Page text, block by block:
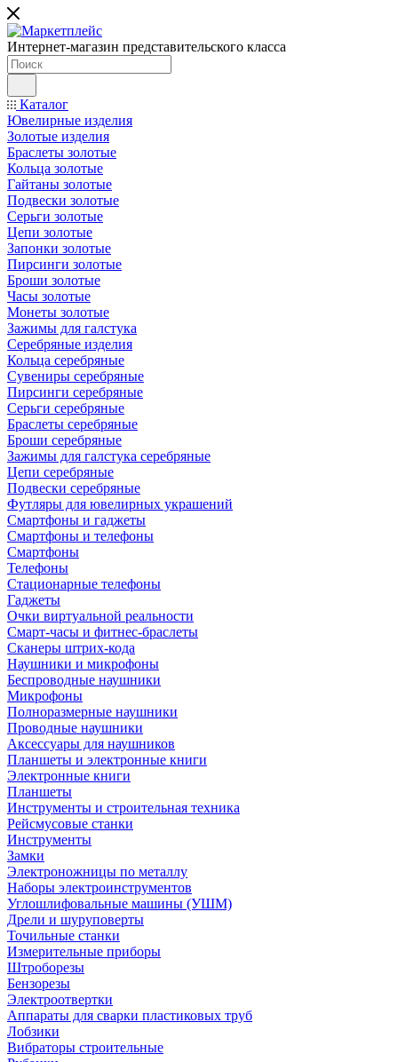
Интернет-магазин представительского класса
Каталог
Ювелирные изделия
Золотые изделия
Браслеты золотые
Кольца золотые
Гайтаны золотые
Подвески золотые
Серьги золотые
Цепи золотые
Запонки золотые
Пирсинги золотые
Броши золотые
Часы золотые
Монеты золотые
Зажимы для галстука
Серебряные изделия
Кольца серебряные
Сувениры серебряные
Пирсинги серебряные
Серьги серебряные
Браслеты серебряные
Броши серебряные
Зажимы для галстука серебряные
Цепи серебряные
Подвески серебряные
Футляры для ювелирных украшений
Смартфоны и гаджеты
Смартфоны и телефоны
Смартфоны
Телефоны
Стационарные телефоны
Гаджеты
Очки виртуальной реальности
Смарт-часы и фитнес-браслеты
Сканеры штрих-кода
Наушники и микрофоны
Беспроводные наушники
Микрофоны
Полноразмерные наушники
Проводные наушники
Аксессуары для наушников
Планшеты и электронные книги
Электронные книги
Планшеты
Инструменты и строительная техника
Рейсмусовые станки
Инструменты
Замки
Электроножницы по металлу
Наборы электроинструментов
Углошлифовальные машины (УШМ)
Дрели и шуруповерты
Точильные станки
Измерительные приборы
Штроборезы
Бензорезы
Электроотвертки
Аппараты для сварки пластиковых труб
Лобзики
Вибраторы строительные